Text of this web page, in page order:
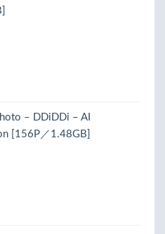
– DDiDDi – AI
[156P／1.48GB]